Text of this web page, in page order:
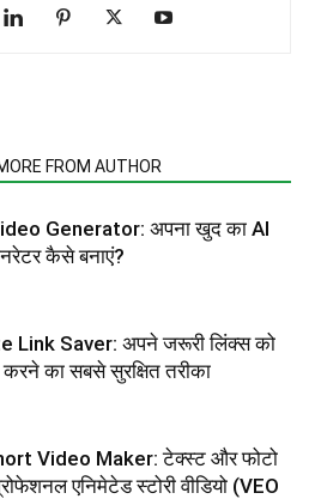
FROM AUTHOR
Generator: अपना खुद का AI
कैसे बनाएं?
Link Saver: अपने जरूरी लिंक्स को
करने का सबसे सुरक्षित तरीका
Video Maker: टेक्स्ट और फोटो
एनिमेटेड स्टोरी वीडियो (VEO